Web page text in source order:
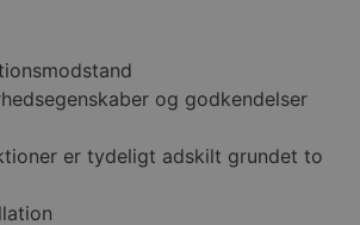
og godkendelser
er tydeligt adskilt grundet to